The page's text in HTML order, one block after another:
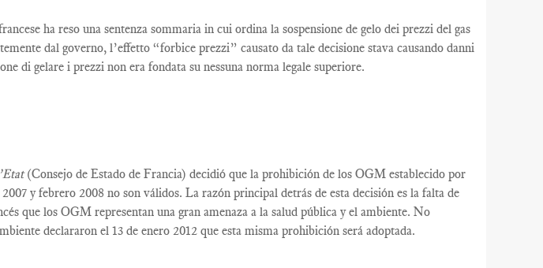
ha reso una sentenza sommaria in cui ordina la sospensione de gelo dei prezzi del gas
dal governo, l’effetto “forbice prezzi” causato da tale decisione stava causando danni
di gelare i prezzi non era fondata su nessuna norma legale superiore.
(Consejo de Estado de Francia) decidió que la prohibición de los OGM establecido por
y febrero 2008 no son válidos. La razón principal detrás de esta decisión es la falta de
que los OGM representan una gran amenaza a la salud pública y el ambiente. No
declararon el 13 de enero 2012 que esta misma prohibición será adoptada.